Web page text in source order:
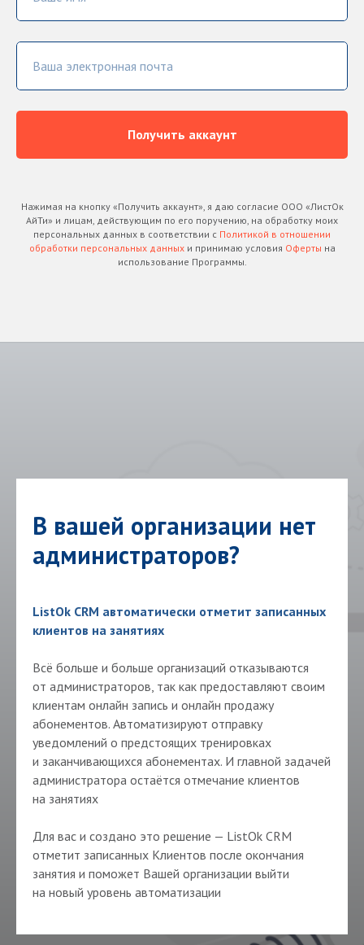
Ваша электронная почта
Получить аккаунт
Нажимая на кнопку «Получить аккаунт», я даю согласие ООО «ЛистОк
АйТи» и лицам, действующим по его поручению, на обработку моих
персональных данных в соответствии с Политикой в отношении
обработки персональных данныхи принимаю условия Оферты на
использование Программы.
В вашей организации нет
администраторов?
ListOk CRM автоматически отметит записанных
клиентов на занятиях
Всё больше и больше организаций отказываются
от администраторов, так как предоставляют своим
клиентам онлайн запись и онлайн продажу
абонементов. Автоматизируют отправку
уведомлений о предстоящих тренировках
и заканчивающихся абонементах. И главной задачей
администратора остаётся отмечание клиентов
на занятиях
Для вас и создано это решение — ListOk CRM
отметит записанных Клиентов после окончания
занятия и поможет Вашей организации выйти
на новый уровень автоматизации